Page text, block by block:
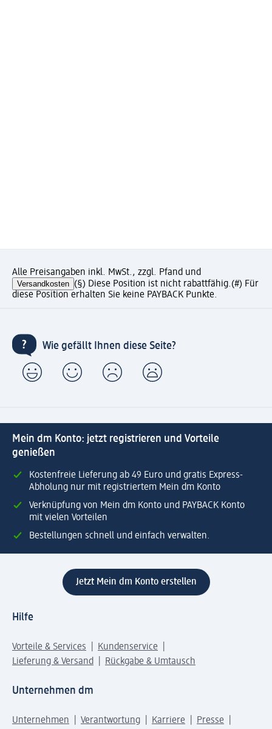
Alle Preisangaben inkl. MwSt., zzgl. Pfand und
Versandkosten (§) Diese Position ist nicht rabattfähig.(#) Für
diese Position erhalten Sie keine PAYBACK Punkte.
Wie gefällt Ihnen diese Seite?
Mein dm Konto: jetzt registrieren und Vorteile
genießen
Kostenfreie Lieferung ab 49 Euro und gratis Express-
Abholung nur mit registriertem Mein dm Konto
Verknüpfung von Mein dm Konto und PAYBACK Konto
mit vielen Vorteilen
Bestellungen schnell und einfach verwalten.
Jetzt Mein dm Konto erstellen
Hilfe
Vorteile & Services
Kundenservice
Lieferung & Versand
Rückgabe & Umtausch
Unternehmen dm
Unternehmen Verantwortung Karriere Presse